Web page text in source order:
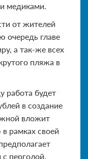
медиками.
от жителей
очередь главе
а так-же всех
пляжа в
работа будет
в создание
вложит
рамках своей
перголой,